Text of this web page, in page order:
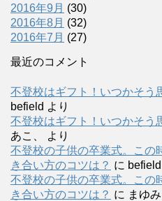
2016年9月 (30)
2016年8月 (32)
2016年7月 (27)
最近のコメント
不登校はギフト！いつかそう
befield より
不登校はギフト！いつかそう
あこ、
より
不登校の子供の卒業式。この
き合い方のコツは？ に befield
不登校の子供の卒業式。この
き合い方のコツは？ に まゆみ